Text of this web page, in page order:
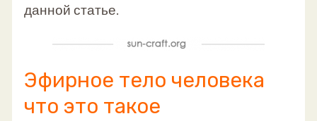
данной статье.
Эфирное тело человека
что это такое